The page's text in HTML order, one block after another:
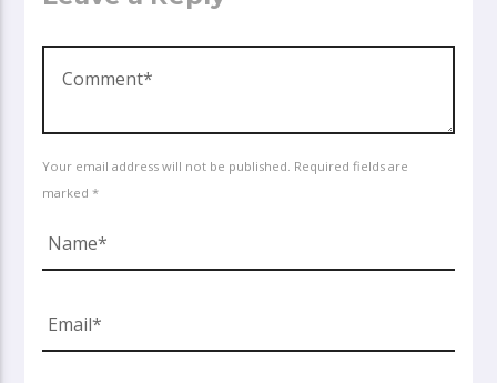
Your email address will not be published. Required fields are
marked *